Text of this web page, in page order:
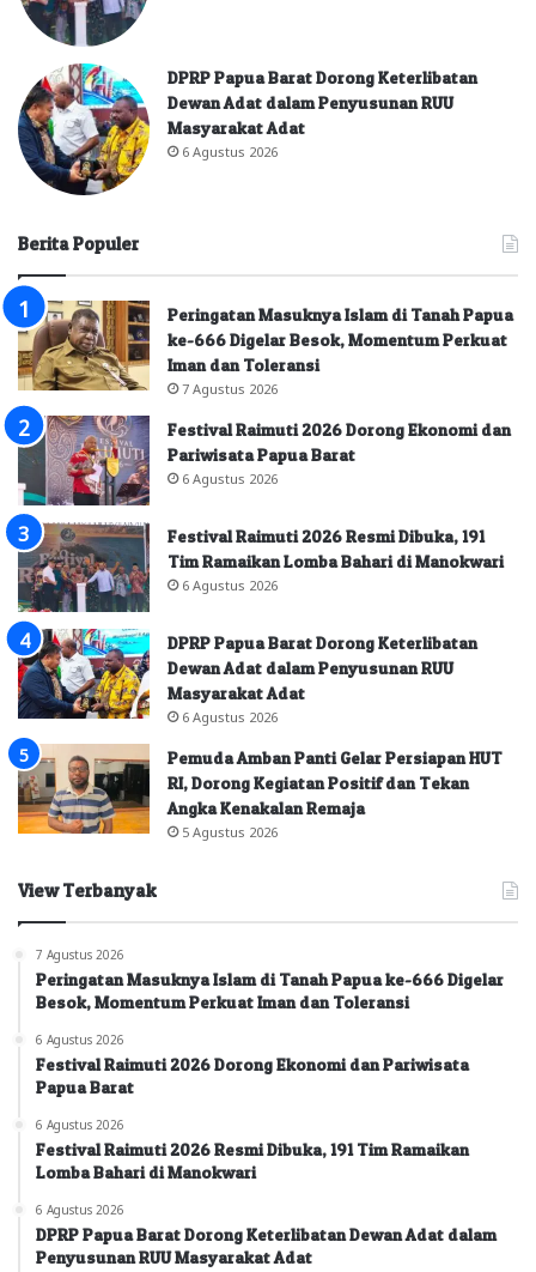
DPRP Papua Barat Dorong Keterlibatan
Dewan Adat dalam Penyusunan RUU
Masyarakat Adat
6 Agustus 2026
Berita Populer
Peringatan Masuknya Islam di Tanah Papua
ke-666 Digelar Besok, Momentum Perkuat
Iman dan Toleransi
7 Agustus 2026
Festival Raimuti 2026 Dorong Ekonomi dan
Pariwisata Papua Barat
6 Agustus 2026
Festival Raimuti 2026 Resmi Dibuka, 191
Tim Ramaikan Lomba Bahari di Manokwari
6 Agustus 2026
DPRP Papua Barat Dorong Keterlibatan
Dewan Adat dalam Penyusunan RUU
Masyarakat Adat
6 Agustus 2026
Pemuda Amban Panti Gelar Persiapan HUT
RI, Dorong Kegiatan Positif dan Tekan
Angka Kenakalan Remaja
5 Agustus 2026
View Terbanyak
7 Agustus 2026
Peringatan Masuknya Islam di Tanah Papua ke-666 Digelar
Besok, Momentum Perkuat Iman dan Toleransi
6 Agustus 2026
Festival Raimuti 2026 Dorong Ekonomi dan Pariwisata
Papua Barat
6 Agustus 2026
Festival Raimuti 2026 Resmi Dibuka, 191 Tim Ramaikan
Lomba Bahari di Manokwari
6 Agustus 2026
DPRP Papua Barat Dorong Keterlibatan Dewan Adat dalam
Penyusunan RUU Masyarakat Adat